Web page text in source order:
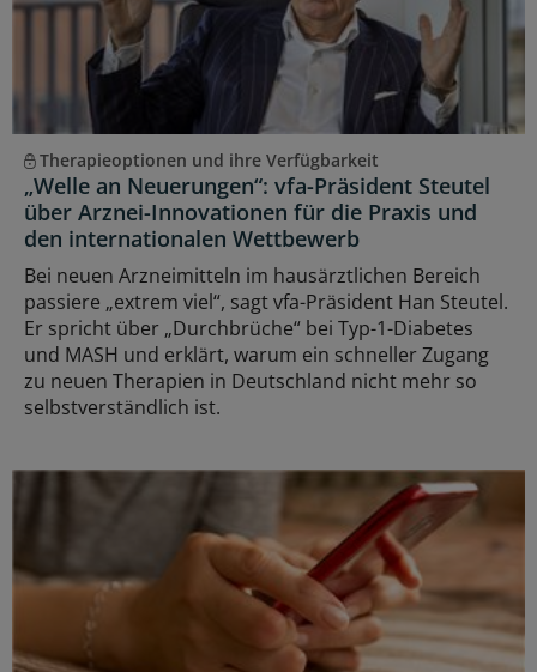
Therapieoptionen und ihre Verfügbarkeit
„Welle an Neuerungen“: vfa-Präsident Steutel
über Arznei-Innovationen für die Praxis und
den internationalen Wettbewerb
Bei neuen Arzneimitteln im hausärztlichen Bereich
passiere „extrem viel“, sagt vfa-Präsident Han Steutel.
Er spricht über „Durchbrüche“ bei Typ-1-Diabetes
und MASH und erklärt, warum ein schneller Zugang
zu neuen Therapien in Deutschland nicht mehr so
selbstverständlich ist.